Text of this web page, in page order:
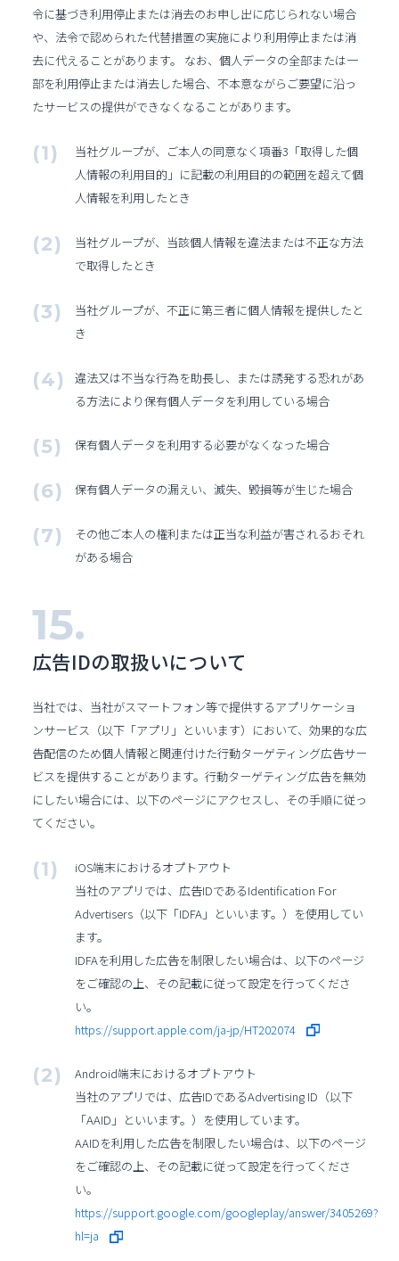
令に基づき利用停止または消去のお申し出に応じられない場合
や、法令で認められた代替措置の実施により利用停止または消
去に代えることがあります。 なお、個人データの全部または一
部を利用停止または消去した場合、不本意ながらご要望に沿っ
たサービスの提供ができなくなることがあります。
当社グループが、ご本人の同意なく項番3「取得した個
人情報の利用目的」に記載の利用目的の範囲を超えて個
人情報を利用したとき
当社グループが、当該個人情報を違法または不正な方法
で取得したとき
当社グループが、不正に第三者に個人情報を提供したと
き
違法又は不当な行為を助長し、または誘発する恐れがあ
る方法により保有個人データを利用している場合
保有個人データを利用する必要がなくなった場合
保有個人データの漏えい、滅失、毀損等が生じた場合
その他ご本人の権利または正当な利益が害されるおそれ
がある場合
広告IDの取扱いについて
当社では、当社がスマートフォン等で提供するアプリケーショ
ンサービス（以下「アプリ」といいます）において、効果的な広
告配信のため個人情報と関連付けた行動ターゲティング広告サー
ビスを提供することがあります。行動ターゲティング広告を無効
にしたい場合には、以下のページにアクセスし、その手順に従っ
てください。
iOS端末におけるオプトアウト
当社のアプリでは、広告IDであるIdentification For
Advertisers（以下「IDFA」といいます。）を使用してい
ます。
IDFAを利用した広告を制限したい場合は、以下のページ
をご確認の上、その記載に従って設定を行ってくださ
い。
https://support.apple.com/ja-jp/HT202074
Android端末におけるオプトアウト
当社のアプリでは、広告IDであるAdvertising ID（以下
「AAID」といいます。）を使用しています。
AAIDを利用した広告を制限したい場合は、以下のページ
をご確認の上、その記載に従って設定を行ってくださ
い。
https://support.google.com/googleplay/answer/3405269?
hl=ja